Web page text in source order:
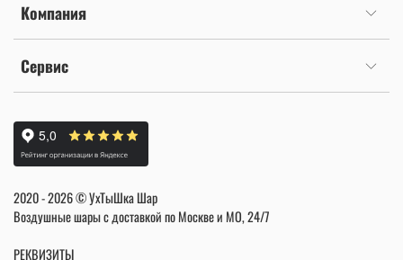
Компания
Сервис
2020 - 2026 © УхТыШка Шар
Воздушные шары с доставкой по Москве и МО, 24/7
РЕКВИЗИТЫ